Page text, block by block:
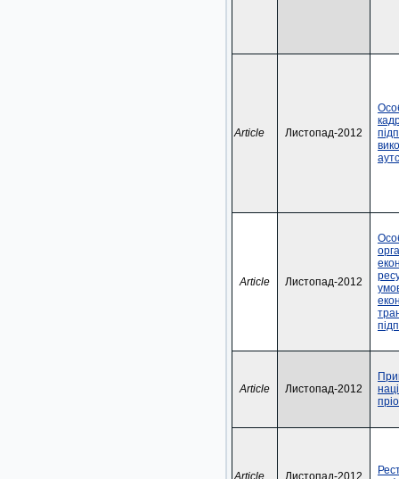
Article Листопад-2012
Article Листопад-2012
Article Листопад-2012
Article Листопад-2012